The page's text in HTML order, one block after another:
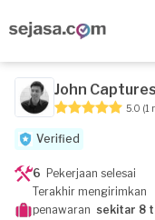
John Captures
5.0 (1
Verified
6 Pekerjaan selesai
Terakhir mengirimkan
penawaran sekitar 8